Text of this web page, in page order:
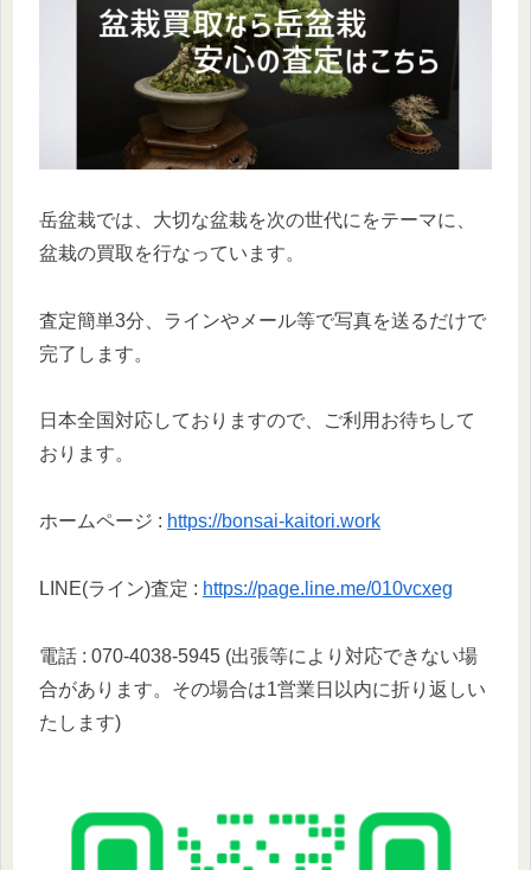
岳盆栽では、大切な盆栽を次の世代にをテーマに、
盆栽の買取を行なっています。
査定簡単3分、ラインやメール等で写真を送るだけで
完了します。
日本全国対応しておりますので、ご利用お待ちして
おります。
ホームページ : https://bonsai-kaitori.work
LINE(ライン)査定 : https://page.line.me/010vcxeg
電話 : 070-4038-5945 (出張等により対応できない場
合があります。その場合は1営業日以内に折り返しい
たします)